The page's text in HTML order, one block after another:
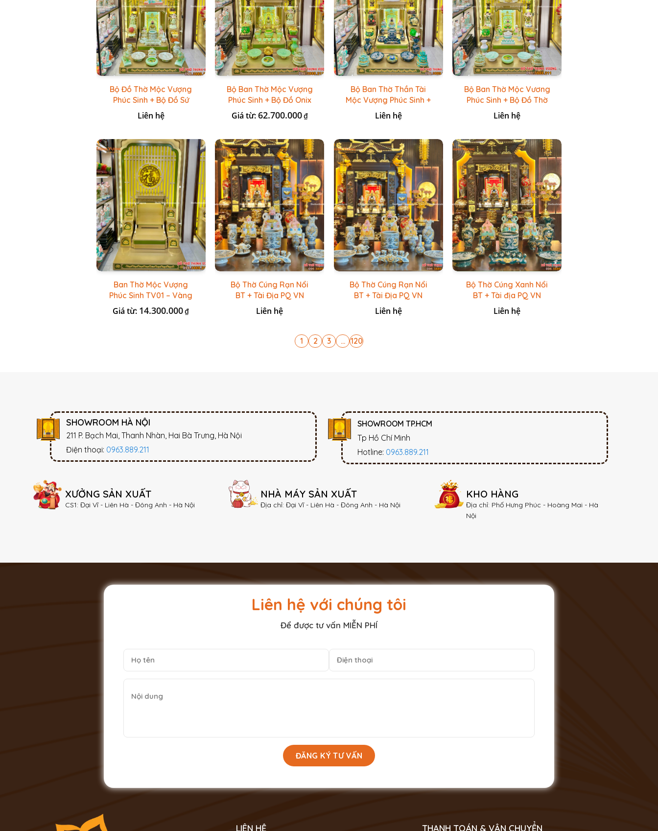
Bộ Đồ Thờ Mộc Vượng
Phúc Sinh + Bộ Đồ Sứ
Cao Cấp Xanh Cốm Vẽ
Vàng
Liên hệ
Bộ Ban Thờ Mộc Vượng
Phúc Sinh + Bộ Đồ Onix
Xanh Ngọc
Giá từ:62.700.000₫
Bộ Ban Thờ Thần Tài
Mộc Vượng Phúc Sinh +
Đồ Sứ Lục Nổi Bát
Tràng
Liên hệ
Bộ Ban Thờ Mộc Vương
Phúc Sinh + Bộ Đồ Thờ
Xanh Đá HR
Liên hệ
Ban Thờ Mộc Vượng
Phúc Sinh TV01 – Vàng
Kẻ Xanh Lá
Giá từ: 14.300.000₫
Bộ Thờ Cúng Rạn Nổi
BT + Tài Địa PQ VN
Trắng
Liên hệ
Bộ Thờ Cúng Rạn Nổi
BT + Tài Địa PQ VN
Vàng Caro
Liên hệ
Bộ Thờ Cúng Xanh Nổi
BT + Tài địa PQ VN
Xanh Lục
Liên hệ
1 2 3 ... 120
SHOWROOM HÀ NỘI
211 P. Bạch Mai, Thanh Nhàn, Hai Bà Trưng, Hà Nội
Điện thoại: 0963.889.211
SHOWROOM TP.HCM
Tp Hồ Chí Minh
Hotline: 0963.889.211
XƯỞNG SẢN XUẤT
CS1: Đại Vĩ - Liên Hà - Đông Anh - Hà Nội
NHÀ MÁY SẢN XUẤT
Địa chỉ: Đại Vĩ - Liên Hà - Đông Anh - Hà Nội
KHO HÀNG
Địa chỉ: Phố Hưng Phúc - Hoàng Mai - Hà
Nội
Liên hệ với chúng tôi
Để được tư vấn MIỄN PHÍ
LIÊN HỆ THANH TOÁN & VẬN CHUYỂN